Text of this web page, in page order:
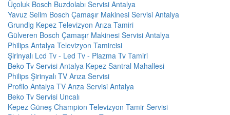
Üçoluk Bosch Buzdolabı Servisi Antalya
Yavuz Selim Bosch Çamaşır Makinesi Servisi Antalya
Grundig Kepez Televizyon Arıza Tamiri
Gülveren Bosch Çamaşır Makinesi Servisi Antalya
Philips Antalya Televizyon Tamircisi
Şirinyalı Lcd Tv - Led Tv - Plazma Tv Tamiri
Beko Tv Servisi Antalya Kepez Santral Mahallesi
Philips Şirinyalı TV Arıza Servisi
Profilo Antalya TV Arıza Servisi Antalya
Beko Tv Servisi Uncalı
Kepez Güneş Champion Televizyon Tamir Servisi